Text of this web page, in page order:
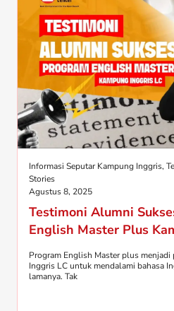
Informasi Seputar Kampung Inggris,
Stories
Agustus 8, 2025
Testimoni Alumni
English Master Plus
Program English Master plus
Inggris LC untuk mendalami bahasa
lamanya. Tak